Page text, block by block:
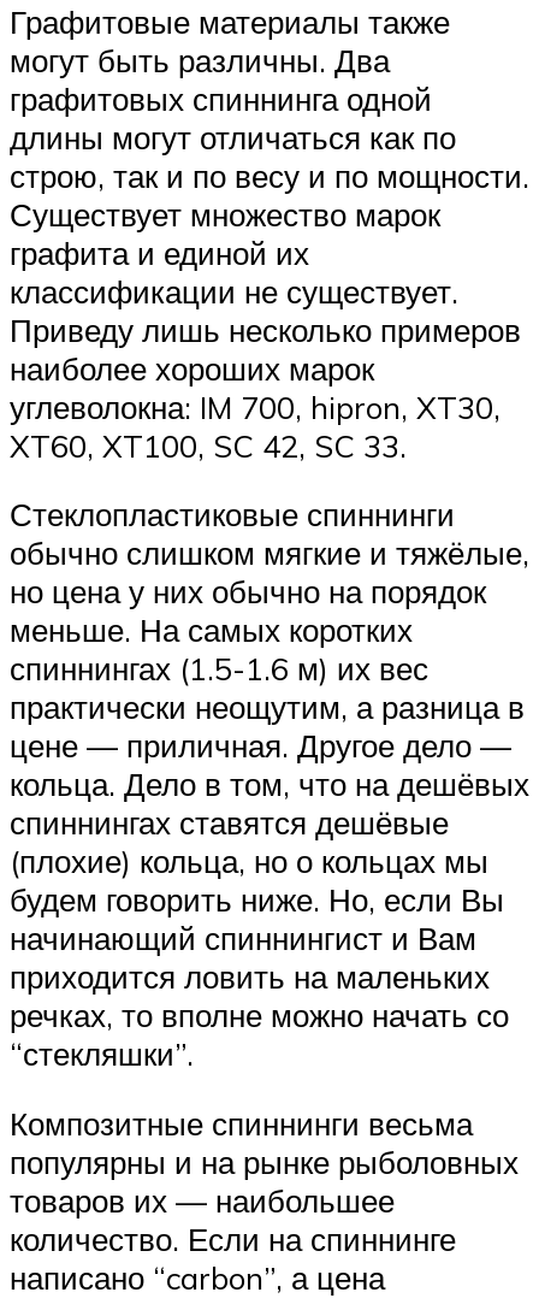
Графитовые материалы также
могут быть различны. Два
графитовых спиннинга одной
длины могут отличаться как по
строю, так и по весу и по мощности.
Существует множество марок
графита и единой их
классификации не существует.
Приведу лишь несколько примеров
наиболее хороших марок
углеволокна: IM 700, hipron, XT30,
XT60, XT100, SC 42, SC 33.
Стеклопластиковые спиннинги
обычно слишком мягкие и тяжёлые,
но цена у них обычно на порядок
меньше. На самых коротких
спиннингах (1.5-1.6 м) их вес
практически неощутим, а разница в
цене — приличная. Другое дело —
кольца. Дело в том, что на дешёвых
спиннингах ставятся дешёвые
(плохие) кольца, но о кольцах мы
будем говорить ниже. Но, если Вы
начинающий спиннингист и Вам
приходится ловить на маленьких
речках, то вполне можно начать со
“стекляшки”.
Композитные спиннинги весьма
популярны и на рынке рыболовных
товаров их — наибольшее
количество. Если на спиннинге
написано “carbon”, а цена